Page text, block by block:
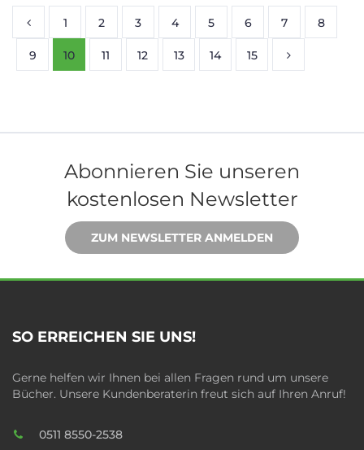
1 2 3 4 5 6 7 8
9 10 11 12 13 14 15
Abonnieren Sie unseren
kostenlosen Newsletter
ZUM NEWSLETTER ANMELDEN
SO ERREICHEN SIE UNS!
Gerne helfen wir Ihnen bei allen Fragen rund um unsere
Bücher. Unsere Kundenberaterin freut sich auf Ihren Anruf!
0511 8550-2538